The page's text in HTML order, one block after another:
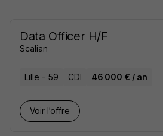
Data Officer H/F
Scalian
Lille - 59 CDI 46 000 € / an
Voir l’offre